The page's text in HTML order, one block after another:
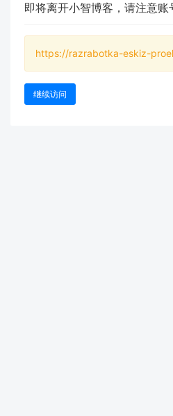
即将离开小智博客，请注意账
https://razrabotka-eskiz-
继续访问